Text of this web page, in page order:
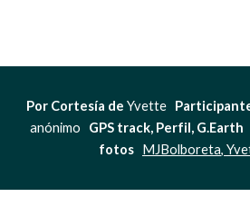
Por Cortesía de Yvette
anónimo GPS track, Perfil, G.Earth
fotos MJBolboreta,